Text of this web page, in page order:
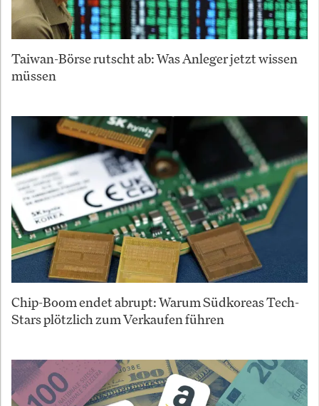
Taiwan-Börse rutscht ab: Was Anleger jetzt wissen
müssen
Chip-Boom endet abrupt: Warum Südkoreas Tech-
Stars plötzlich zum Verkaufen führen